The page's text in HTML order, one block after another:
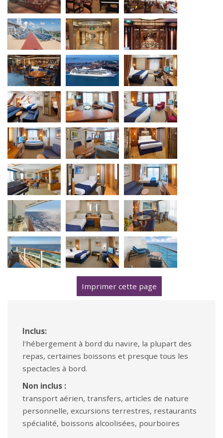
Imprimer cette page
Inclus:
l'hébergement à bord du navire, la plupart des
repas, certaines boissons et presque tous les
spectacles à bord.
Non inclus :
transport aérien, transfers, articles de nature
personnelle, excursions terrestres, restaurants
spécialité, boissons alcoolisées, pourboires